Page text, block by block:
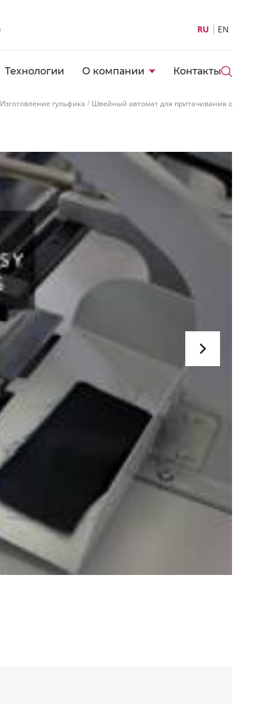
RU EN
Технологии О компании Контакты
Изготовление гульфика Швейный автомат для притачивания обеих